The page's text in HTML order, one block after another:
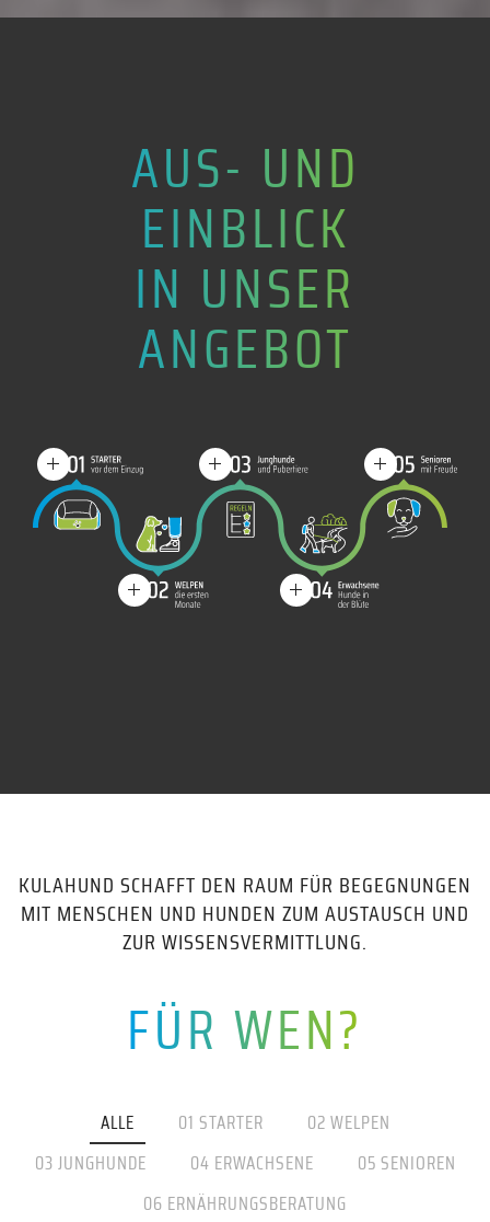
AUS- UND
EINBLICK
IN UNSER
ANGEBOT
KULAHUND SCHAFFT DEN RAUM FÜR BEGEGNUNGEN
MIT MENSCHEN UND HUNDEN ZUM AUSTAUSCH UND
ZUR WISSENSVERMITTLUNG.
FÜR WEN?
ALLE 01 STARTER
02 WELPEN
03 JUNGHUNDE
04 ERWACHSENE
05 SENIOREN
06 ERNÄHRUNGSBERATUNG